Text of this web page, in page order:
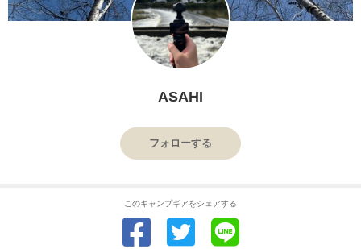
ASAHI
フォローする
このキャンプギアをシェアする